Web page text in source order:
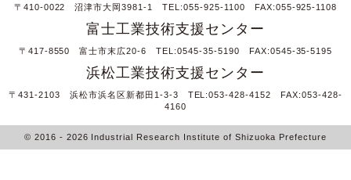
〒410-0022 沼津市大岡3981-1 TEL:055-925-1100 FAX:055-925-1108
富士工業技術支援センター
〒417-8550 富士市末広20-6 TEL:0545-35-5190 FAX:0545-35-5195
浜松工業技術支援センター
〒431-2103 浜松市浜名区新都田1-3-3 TEL:053-428-4152 FAX:053-428-
4160
© 2016 - 2026 Industrial Research Institute of Shizuoka Prefecture